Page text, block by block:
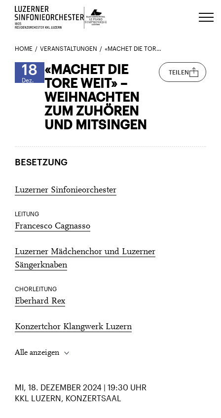
Luzerns Klavierfestival «Le Piano
HOME VERANSTALTUNGEN «MACHET DIE TORE WEIT» – WEIHNACHTEN ZUM ZUHÖREN UND MITSINGEN
18
Dez.
«MACHET DIE
TORE WEIT» –
WEIHNACHTEN
ZUM ZUHÖREN
UND MITSINGEN
TEILEN
BESETZUNG
Luzerner Sinfonieorchester
LEITUNG
Francesco Cagnasso
Luzerner Mädchenchor und Luzerner
Sängerknaben
CHORLEITUNG
Eberhard Rex
Konzertchor Klangwerk Luzern
Alle anzeigen
MI, 18. DEZEMBER 2024 | 19:30 UHR
KKL LUZERN, KONZERTSAAL